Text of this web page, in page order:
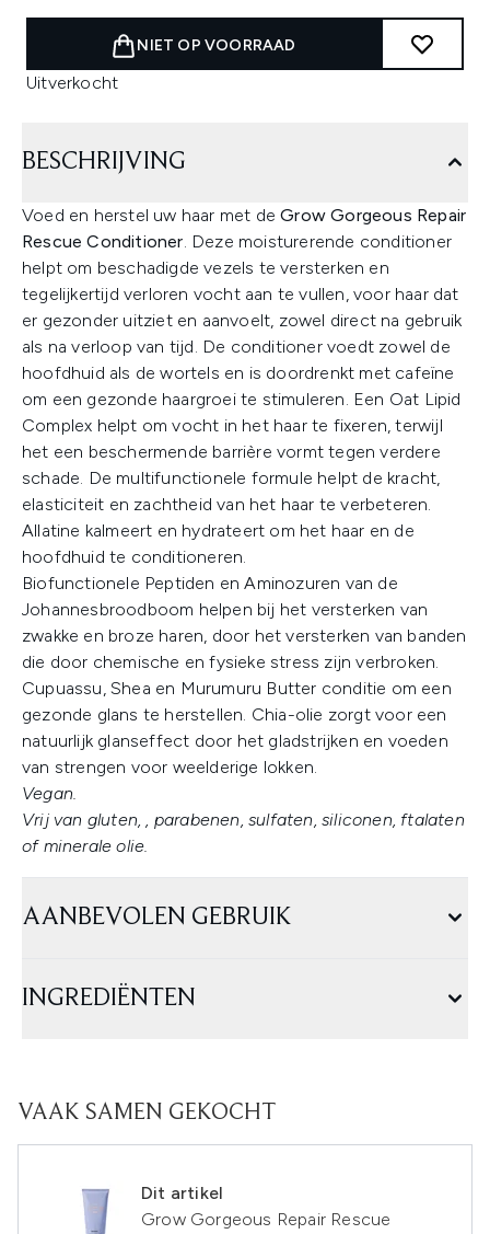
NIET OP VOORRAAD
Uitverkocht
BESCHRIJVING
Voed en herstel uw haar met deGrow Gorgeous Repair
Rescue Conditioner. Deze moisturerende conditioner
helpt om beschadigde vezels te versterken en
tegelijkertijd verloren vocht aan te vullen, voor haar dat
er gezonder uitziet en aanvoelt, zowel direct na gebruik
als na verloop van tijd. De conditioner voedt zowel de
hoofdhuid als de wortels en is doordrenkt met cafeïne
om een gezonde haargroei te stimuleren. Een Oat Lipid
Complex helpt om vocht in het haar te fixeren, terwijl
het een beschermende barrière vormt tegen verdere
schade. De multifunctionele formule helpt de kracht,
elasticiteit en zachtheid van het haar te verbeteren.
Allatine kalmeert en hydrateert om het haar en de
hoofdhuid te conditioneren.
Biofunctionele Peptiden en Aminozuren van de
Johannesbroodboom helpen bij het versterken van
zwakke en broze haren, door het versterken van banden
die door chemische en fysieke stress zijn verbroken.
Cupuassu, Shea en Murumuru Butter conditie om een
gezonde glans te herstellen. Chia-olie zorgt voor een
natuurlijk glanseffect door het gladstrijken en voeden
van strengen voor weelderige lokken.
Vegan.
Vrij van gluten, , parabenen, sulfaten, siliconen, ftalaten
of minerale olie.
AANBEVOLEN GEBRUIK
INGREDIËNTEN
VAAK SAMEN GEKOCHT
Dit artikel
Grow Gorgeous Repair Rescue